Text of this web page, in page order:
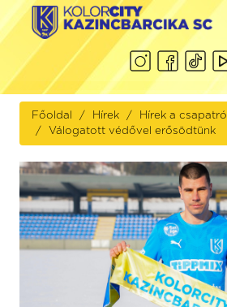
Főoldal Hírek
Hírek a csapatról
Válogatott védővel erősödtünk